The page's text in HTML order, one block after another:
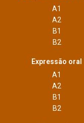
A1
A2
B1
B2
Expressão oral
A1
A2
B1
B2